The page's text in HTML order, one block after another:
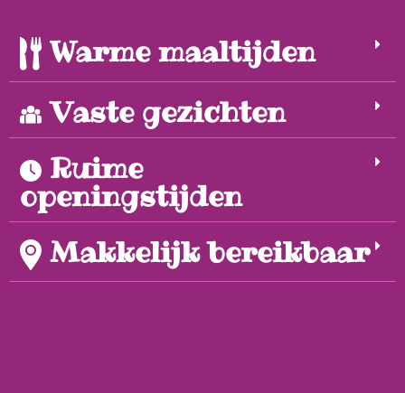
Warme maaltijden
Vaste gezichten
Ruime
openingstijden
Makkelijk bereikbaar